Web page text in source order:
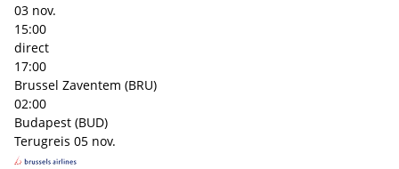
03 nov.
15:00
direct
17:00
Brussel Zaventem (BRU)
02:00
Budapest (BUD)
Terugreis 05 nov.